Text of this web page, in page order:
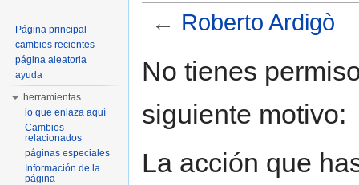
← Roberto Ardigò
No tienes
siguiente motivo:
La acción que
Página principal
cambios recientes
página aleatoria
ayuda
herramientas
lo que enlaza aquí
Cambios
relacionados
páginas especiales
Información de la
página